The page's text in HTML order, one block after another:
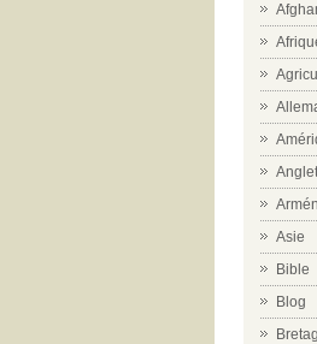
Asie
Bible
Blog